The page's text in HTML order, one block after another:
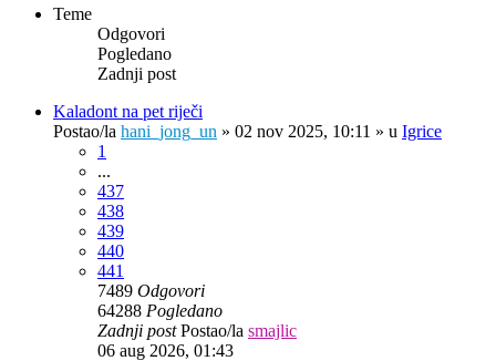
Teme
Odgovori
Pogledano
Zadnji post
Kaladont na pet riječi
Postao/la hani_jong_un » 02 nov 2025, 10:11 » u Igrice
1
...
437
438
439
440
441
7489 Odgovori
64288 Pogledano
Zadnji postPostao/la smajlic
06 aug 2026, 01:43